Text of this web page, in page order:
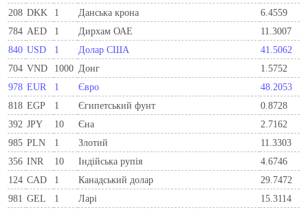
208 DKK 1 Данська крона
6.4559
784 AED 1 Дирхам ОАЕ
11.3007
840 USD 1 Долар США
41.5062
704 VND 1000 Донг
1.5752
978 EUR 1 Євро
48.2053
818 EGP 1 Єгипетський фунт
0.8728
392 JPY 10 Єна
2.7162
985 PLN 1 Злотий
11.3303
356 INR 10 Індійська рупія
4.6746
124 CAD 1 Канадський долар
29.7472
981 GEL 1 Ларi
15.3114